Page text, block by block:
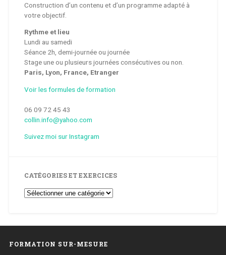
Construction d’un contenu et d’un programme adapté à
votre objectif.
Rythme et lieu
Lundi au samedi
Séance 2h, demi-journée ou journée
Stage une ou plusieurs journées consécutives ou non.
Paris, Lyon, France, Etranger
Voir les formules de formation
06 09 72 45 43
collin.info@yahoo.com
Suivez moi sur Instagram
CATÉGORIES ET EXERCICES
Catégories
et
FORMATION SUR-MESURE